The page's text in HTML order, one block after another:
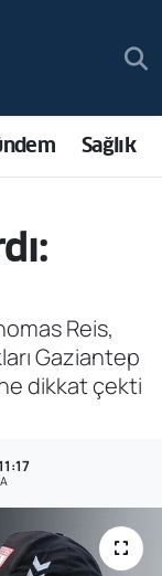
Sağlık
Reis,
Gaziantep
dikkat çekti